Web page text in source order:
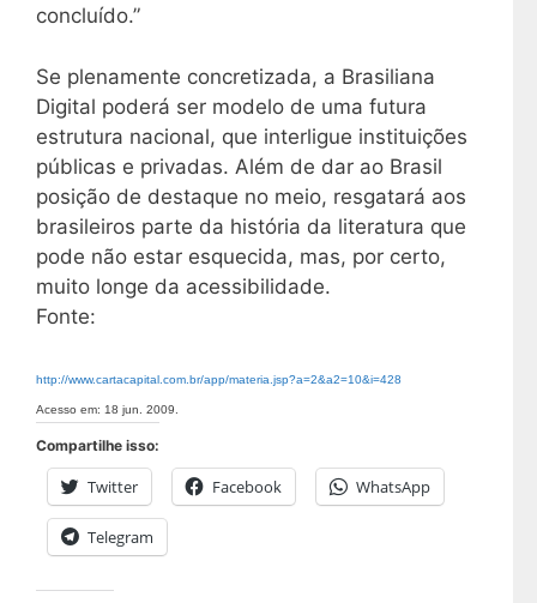
concluído.”
Se plenamente concretizada, a Brasiliana
Digital poderá ser modelo de uma futura
estrutura nacional, que interligue instituições
públicas e privadas. Além de dar ao Brasil
posição de destaque no meio, resgatará aos
brasileiros parte da história da literatura que
pode não estar esquecida, mas, por certo,
muito longe da acessibilidade.
Fonte:
http://www.cartacapital.com.br/app/materia.jsp?a=2&a2=10&i=428
Acesso em: 18 jun. 2009.
Compartilhe isso:
Twitter Facebook WhatsApp
Telegram